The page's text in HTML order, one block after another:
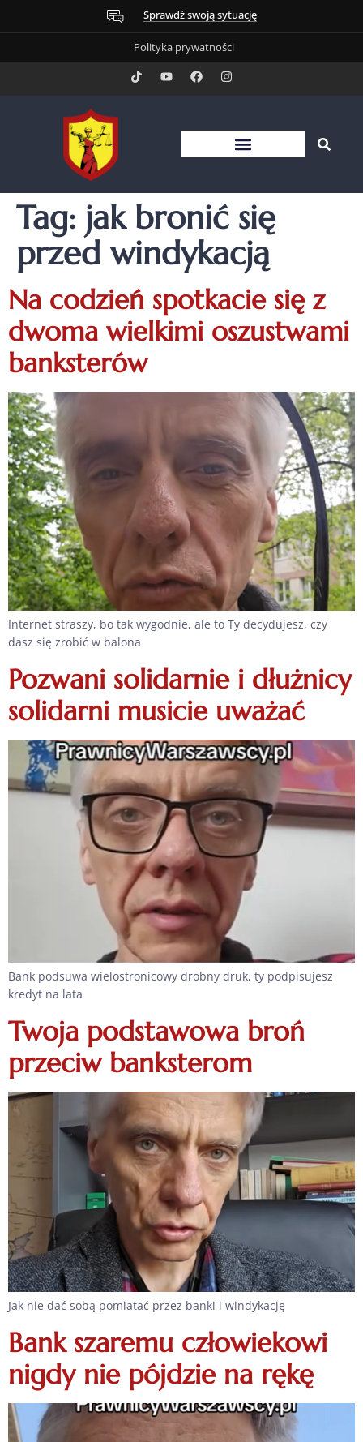
Sprawdź swoją sytuację
Polityka prywatności
Tag: jak bronić się
przed windykacją
Na codzień spotkacie się z
dwoma wielkimi oszustwami
banksterów
Internet straszy, bo tak wygodnie, ale to Ty decydujesz, czy
dasz się zrobić w balona
Pozwani solidarnie i dłużnicy
solidarni musicie uważać
Bank podsuwa wielostronicowy drobny druk, ty podpisujesz
kredyt na lata
Twoja podstawowa broń
przeciw banksterom
Jak nie dać sobą pomiatać przez banki i windykację
Bank szaremu człowiekowi
nigdy nie pójdzie na rękę